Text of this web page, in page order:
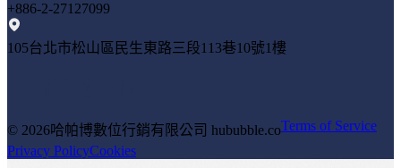
+886-2-27127099
105台北市松山區民生東路三段113巷10號1樓
© 2026哈帕博數位行銷有限公司 hububble.coTerms of Service
Privacy PolicyCookies